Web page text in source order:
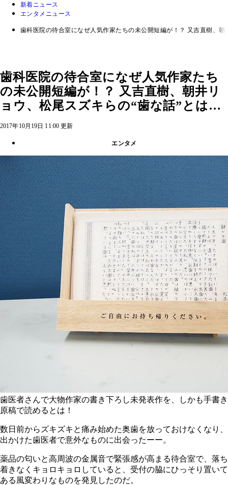
新着ニュース
エンタメニュース
歯科医院の待合室になぜ人気作家たちの未公開短編が！？ 又吉直樹、
歯科医院の待合室になぜ人気作家たち
の未公開短編が！？ 又吉直樹、朝井リ
ョウ、松尾スズキらの“歯な話”とは…
2017年10月19日 11:00 更新
エンタメ
歯医者さんで大物作家の書き下ろし未発表作を、しかも手書き
原稿で読めるとは！
数日前からズキズキと痛み始めた奥歯を放っておけなくなり、
出かけた歯医者で意外なものに出会ったーー。
薬品の匂いと高周波の金属音で緊張感が高まる待合室で、落ち
着きなくキョロキョロしていると、受付の脇にひっそり置いて
ある風変わりなものを発見したのだ。